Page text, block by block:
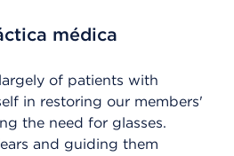
médica
of patients with
in restoring our members'
the need for glasses.
and guiding them